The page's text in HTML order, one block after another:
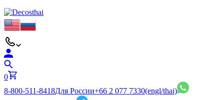
0
8-800-511-8418Для России+66 2 077 7330(engl/thai)